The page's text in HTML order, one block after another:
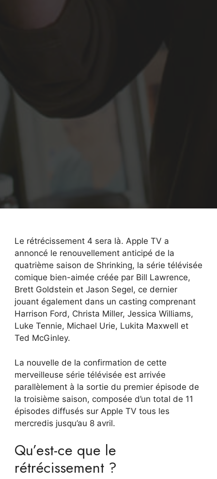
Le rétrécissement 4 sera là. Apple TV a
annoncé le renouvellement anticipé de la
quatrième saison de Shrinking, la série télévisée
comique bien-aimée créée par Bill Lawrence,
Brett Goldstein et Jason Segel, ce dernier
jouant également dans un casting comprenant
Harrison Ford, Christa Miller, Jessica Williams,
Luke Tennie, Michael Urie, Lukita Maxwell et
Ted McGinley.
La nouvelle de la confirmation de cette
merveilleuse série télévisée est arrivée
parallèlement à la sortie du premier épisode de
la troisième saison, composée d’un total de 11
épisodes diffusés sur Apple TV tous les
mercredis jusqu’au 8 avril.
Qu’est-ce que le
rétrécissement ?